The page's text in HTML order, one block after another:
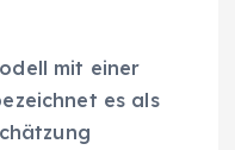
mit einer
es als